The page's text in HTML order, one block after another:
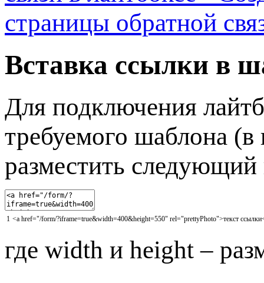
Вставка ссылки в
Для подключения
требуемого шаблона
разместить следующий
1 <a href="/form/?iframe=true&width=400&height=550" rel="prettyPhoto">текст ссылки
где width и height –